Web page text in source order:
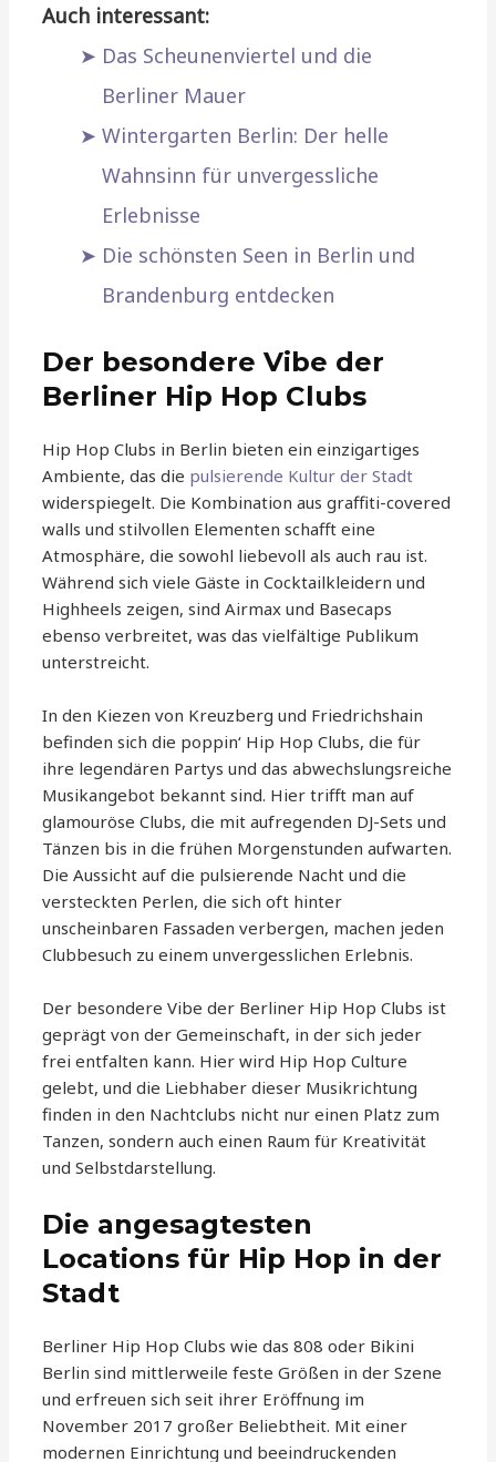
Auch interessant:
Das Scheunenviertel und die
Berliner Mauer
Wintergarten Berlin: Der helle
Wahnsinn für unvergessliche
Erlebnisse
Die schönsten Seen in Berlin und
Brandenburg entdecken
Der besondere Vibe der
Berliner Hip Hop Clubs
Hip Hop Clubs in Berlin bieten ein einzigartiges
Ambiente, das die pulsierende Kultur der Stadt
widerspiegelt. Die Kombination aus graffiti-covered
walls und stilvollen Elementen schafft eine
Atmosphäre, die sowohl liebevoll als auch rau ist.
Während sich viele Gäste in Cocktailkleidern und
Highheels zeigen, sind Airmax und Basecaps
ebenso verbreitet, was das vielfältige Publikum
unterstreicht.
In den Kiezen von Kreuzberg und Friedrichshain
befinden sich die poppin‘ Hip Hop Clubs, die für
ihre legendären Partys und das abwechslungsreiche
Musikangebot bekannt sind. Hier trifft man auf
glamouröse Clubs, die mit aufregenden DJ-Sets und
Tänzen bis in die frühen Morgenstunden aufwarten.
Die Aussicht auf die pulsierende Nacht und die
versteckten Perlen, die sich oft hinter
unscheinbaren Fassaden verbergen, machen jeden
Clubbesuch zu einem unvergesslichen Erlebnis.
Der besondere Vibe der Berliner Hip Hop Clubs ist
geprägt von der Gemeinschaft, in der sich jeder
frei entfalten kann. Hier wird Hip Hop Culture
gelebt, und die Liebhaber dieser Musikrichtung
finden in den Nachtclubs nicht nur einen Platz zum
Tanzen, sondern auch einen Raum für Kreativität
und Selbstdarstellung.
Die angesagtesten
Locations für Hip Hop in der
Stadt
Berliner Hip Hop Clubs wie das 808 oder Bikini
Berlin sind mittlerweile feste Größen in der Szene
und erfreuen sich seit ihrer Eröffnung im
November 2017 großer Beliebtheit. Mit einer
modernen Einrichtung und beeindruckenden